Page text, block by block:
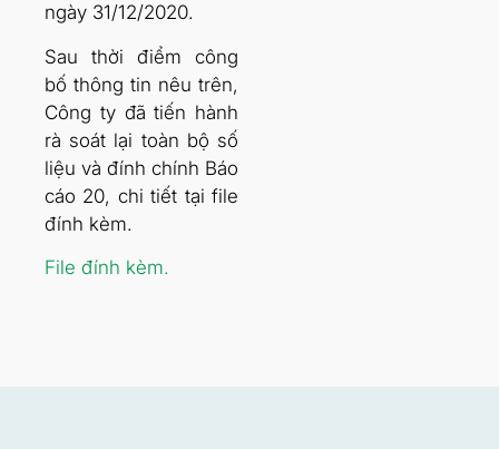
ngày 31/12/2020.
Sau thời điểm công
bố thông tin nêu trên,
Công ty đã tiến hành
rà soát lại toàn bộ số
liệu và đính chính Báo
cáo 20, chi tiết tại file
đính kèm.
File đính kèm.